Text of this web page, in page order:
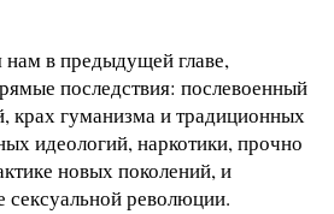
в предыдущей главе,
последствия: послевоенный
крах гуманизма и традиционных
идеологий, наркотики, прочно
новых поколений, и
сексуальной революции.